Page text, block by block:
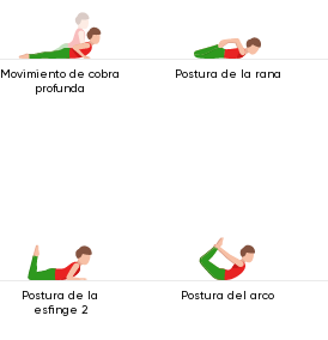
Movimiento de cobra
profunda
Postura de la rana
Postura de la
esfinge 2
Postura del arco